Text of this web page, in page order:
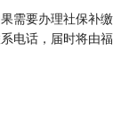
需要办理社保补缴
电话，届时将由福